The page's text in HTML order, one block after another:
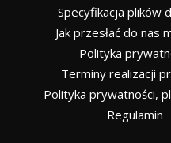
Specyfikacja plików
Jak przesłać do nas
Polityka
Terminy realizacji
Polityka prywatności,
Regulamin